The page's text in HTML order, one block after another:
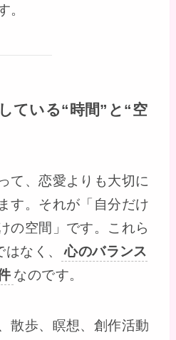
。
ている“時間”と“空
て、恋愛よりも大切に
す。それが「自分だけ
の空間」です。これら
なく、
心のバランス
なのです。
散歩、瞑想、創作活動